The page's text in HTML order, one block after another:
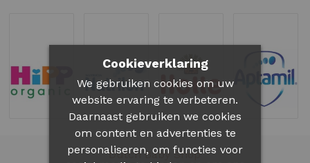
Dutch Baby Shop
Cookieverklaring
We gebruiken cookies om uw
website ervaring te verbeteren.
Daarnaast gebruiken we cookies
om content en advertenties te
personaliseren, om functies voor